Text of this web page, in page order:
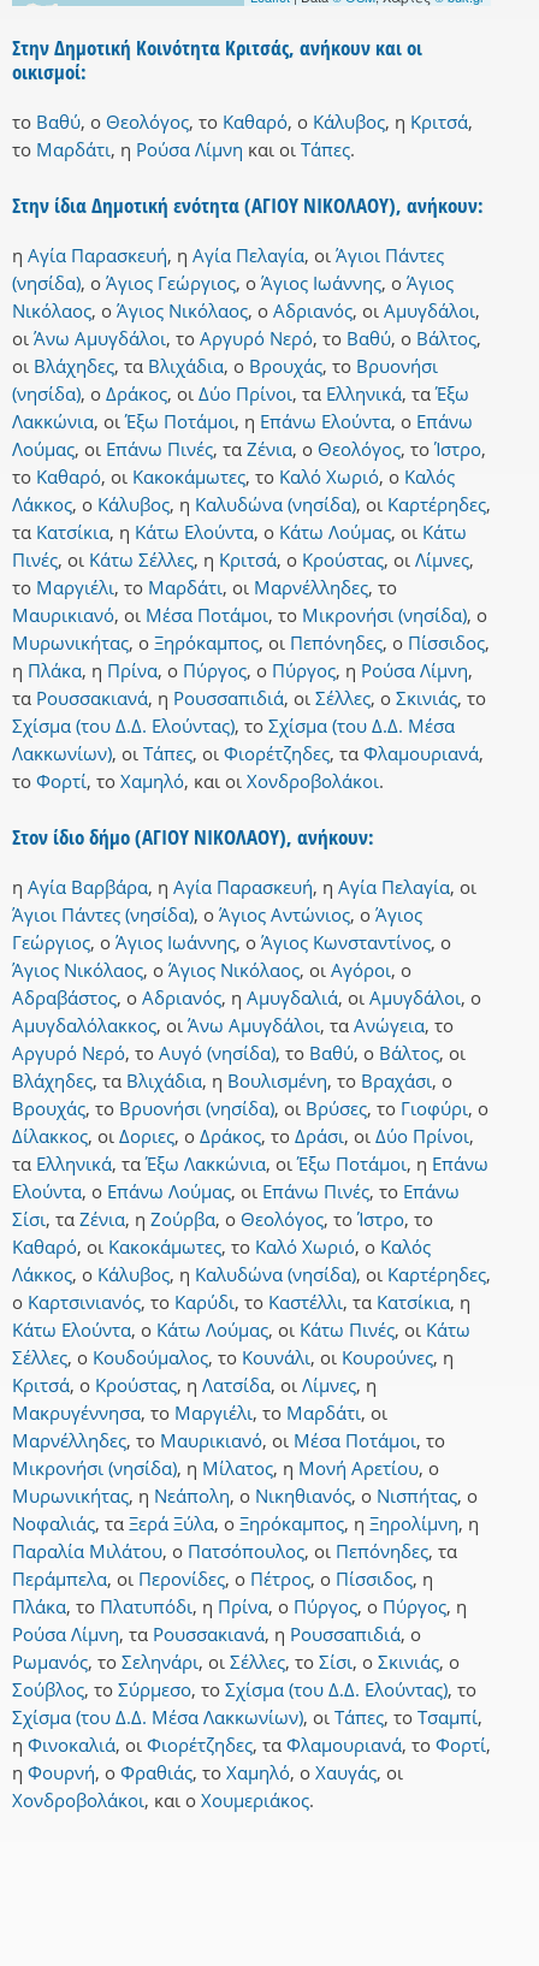
Στην Δημοτική Κοινότητα Κριτσάς, ανήκουν και οι
οικισμοί:
το Βαθύ, ο Θεολόγος, το Καθαρό, ο Κάλυβος, η Κριτσά,
το Μαρδάτι, η Ρούσα Λίμνη και οι Τάπες.
Στην ίδια Δημοτική ενότητα (ΑΓΙΟΥ ΝΙΚΟΛΑΟΥ), ανήκουν:
η Αγία Παρασκευή, η Αγία Πελαγία, οι Άγιοι Πάντες
(νησίδα), ο Άγιος Γεώργιος, ο Άγιος Ιωάννης, ο Άγιος
Νικόλαος, ο Άγιος Νικόλαος, ο Αδριανός, οι Αμυγδάλοι,
οι Άνω Αμυγδάλοι, το Αργυρό Νερό, το Βαθύ, ο Βάλτος,
οι Βλάχηδες, τα Βλιχάδια, ο Βρουχάς, το Βρυονήσι
(νησίδα), ο Δράκος, οι Δύο Πρίνοι, τα Ελληνικά, τα Έξω
Λακκώνια, οι Έξω Ποτάμοι, η Επάνω Ελούντα, ο Επάνω
Λούμας, οι Επάνω Πινές, τα Ζένια, ο Θεολόγος, το Ίστρο,
το Καθαρό, οι Κακοκάμωτες, το Καλό Χωριό, ο Καλός
Λάκκος, ο Κάλυβος, η Καλυδώνα (νησίδα), οι Καρτέρηδες,
τα Κατσίκια, η Κάτω Ελούντα, ο Κάτω Λούμας, οι Κάτω
Πινές, οι Κάτω Σέλλες, η Κριτσά, ο Κρούστας, οι Λίμνες,
το Μαργιέλι, το Μαρδάτι, οι Μαρνέλληδες, το
Μαυρικιανό, οι Μέσα Ποτάμοι, το Μικρονήσι (νησίδα), ο
Μυρωνικήτας, ο Ξηρόκαμπος, οι Πεπόνηδες, ο Πίσσιδος,
η Πλάκα, η Πρίνα, ο Πύργος, ο Πύργος, η Ρούσα Λίμνη,
τα Ρουσσακιανά, η Ρουσσαπιδιά, οι Σέλλες, ο Σκινιάς, το
Σχίσμα (του Δ.Δ. Ελούντας), το Σχίσμα (του Δ.Δ. Μέσα
Λακκωνίων), οι Τάπες, οι Φιορέτζηδες, τα Φλαμουριανά,
το Φορτί, το Χαμηλό, και οι Χονδροβολάκοι.
Στον ίδιο δήμο (ΑΓΙΟΥ ΝΙΚΟΛΑΟΥ), ανήκουν:
η Αγία Βαρβάρα, η Αγία Παρασκευή, η Αγία Πελαγία, οι
Άγιοι Πάντες (νησίδα), ο Άγιος Αντώνιος, ο Άγιος
Γεώργιος, ο Άγιος Ιωάννης, ο Άγιος Κωνσταντίνος, ο
Άγιος Νικόλαος, ο Άγιος Νικόλαος, οι Αγόροι, ο
Αδραβάστος, ο Αδριανός, η Αμυγδαλιά, οι Αμυγδάλοι, ο
Αμυγδαλόλακκος, οι Άνω Αμυγδάλοι, τα Ανώγεια, το
Αργυρό Νερό, το Αυγό (νησίδα), το Βαθύ, ο Βάλτος, οι
Βλάχηδες, τα Βλιχάδια, η Βουλισμένη, το Βραχάσι, ο
Βρουχάς, το Βρυονήσι (νησίδα), οι Βρύσες, το Γιοφύρι, ο
Δίλακκος, οι Δοριες, ο Δράκος, το Δράσι, οι Δύο Πρίνοι,
τα Ελληνικά, τα Έξω Λακκώνια, οι Έξω Ποτάμοι, η Επάνω
Ελούντα, ο Επάνω Λούμας, οι Επάνω Πινές, το Επάνω
Σίσι, τα Ζένια, η Ζούρβα, ο Θεολόγος, το Ίστρο, το
Καθαρό, οι Κακοκάμωτες, το Καλό Χωριό, ο Καλός
Λάκκος, ο Κάλυβος, η Καλυδώνα (νησίδα), οι Καρτέρηδες,
ο Καρτσινιανός, το Καρύδι, το Καστέλλι, τα Κατσίκια, η
Κάτω Ελούντα, ο Κάτω Λούμας, οι Κάτω Πινές, οι Κάτω
Σέλλες, ο Κουδούμαλος, το Κουνάλι, οι Κουρούνες, η
Κριτσά, ο Κρούστας, η Λατσίδα, οι Λίμνες, η
Μακρυγέννησα, το Μαργιέλι, το Μαρδάτι, οι
Μαρνέλληδες, το Μαυρικιανό, οι Μέσα Ποτάμοι, το
Μικρονήσι (νησίδα), η Μίλατος, η Μονή Αρετίου, ο
Μυρωνικήτας, η Νεάπολη, ο Νικηθιανός, ο Νισπήτας, ο
Νοφαλιάς, τα Ξερά Ξύλα, ο Ξηρόκαμπος, η Ξηρολίμνη, η
Παραλία Μιλάτου, ο Πατσόπουλος, οι Πεπόνηδες, τα
Περάμπελα, οι Περονίδες, ο Πέτρος, ο Πίσσιδος, η
Πλάκα, το Πλατυπόδι, η Πρίνα, ο Πύργος, ο Πύργος, η
Ρούσα Λίμνη, τα Ρουσσακιανά, η Ρουσσαπιδιά, ο
Ρωμανός, το Σεληνάρι, οι Σέλλες, το Σίσι, ο Σκινιάς, ο
Σούβλος, το Σύρμεσο, το Σχίσμα (του Δ.Δ. Ελούντας), το
Σχίσμα (του Δ.Δ. Μέσα Λακκωνίων), οι Τάπες, το Τσαμπί,
η Φινοκαλιά, οι Φιορέτζηδες, τα Φλαμουριανά, το Φορτί,
η Φουρνή, ο Φραθιάς, το Χαμηλό, ο Χαυγάς, οι
Χονδροβολάκοι, και ο Χουμεριάκος.